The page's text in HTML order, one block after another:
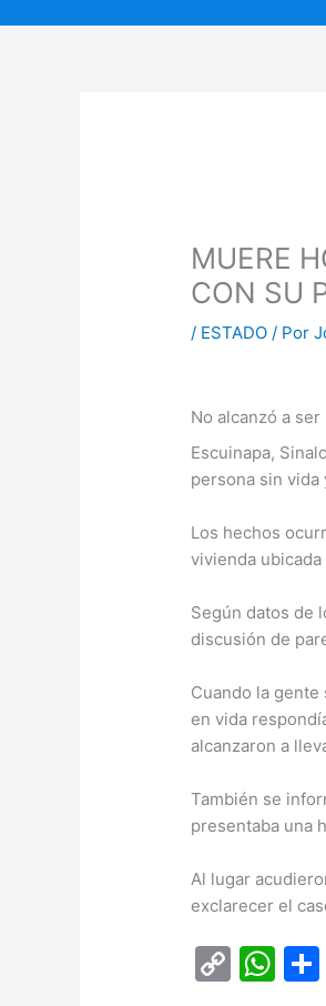
MUERE
CON SU
/ ESTADO / Por
No alcanzó a
Escuinapa,
persona sin vida
Los hechos
vivienda
Según datos de
discusión de
Cuando la
en vida
alcanzaron a
También se
presentaba una
Al lugar
exclarecer el
C
W